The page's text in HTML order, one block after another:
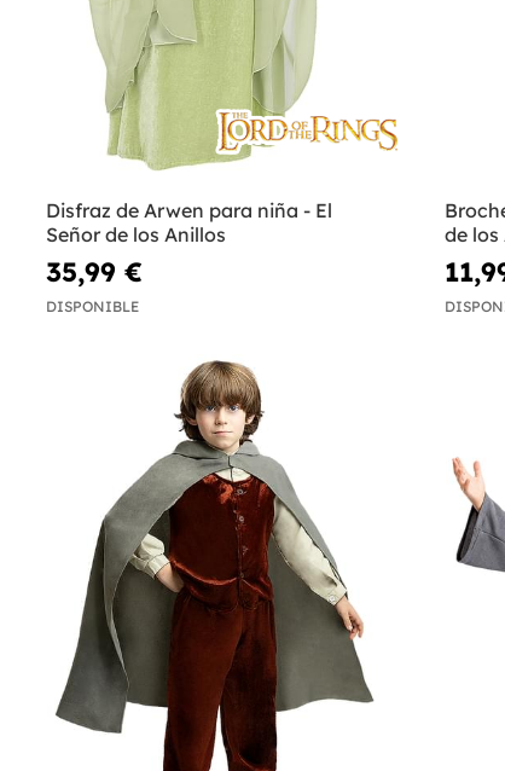
Disfraz de Arwen para niña - El
Señor de los Anillos
35,99 €
DISPONIBLE
de los